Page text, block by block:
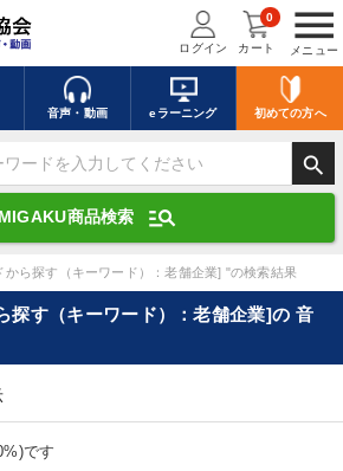
menu
メニュー
ログイン カート
0
音声・動画 eラーニング 初めての方へ
search
商品検索 manage_search
して探す
検索結果に表示する
上記の条件で検索
録物（全1315タイトル）からお探しいただけ
から探す（キーワード）：老舗企業] "の検索結果
探す（キーワード）：老舗企業]の 音
です